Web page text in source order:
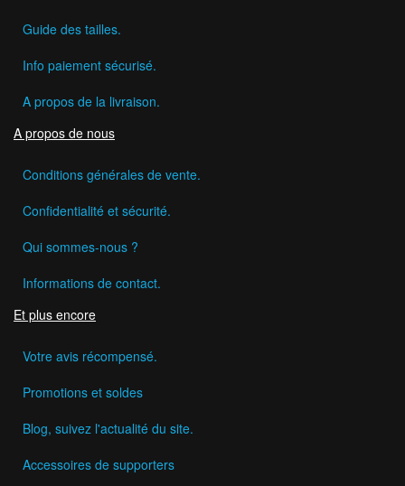
Guide des tailles.
Info paiement sécurisé.
A propos de la livraison.
A propos de nous
Conditions générales de vente.
Confidentialité et sécurité.
Qui sommes-nous ?
Informations de contact.
Et plus encore
Votre avis récompensé.
Promotions et soldes
Blog, suivez l'actualité du site.
Accessoires de supporters